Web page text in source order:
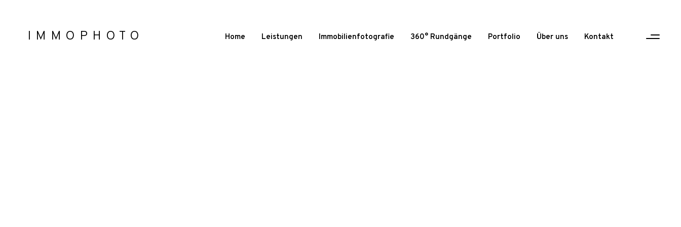
IMMOPHOTO Home Leistungen Immobilienfotografie 360° Rundgänge Portfolio Über uns Kontakt